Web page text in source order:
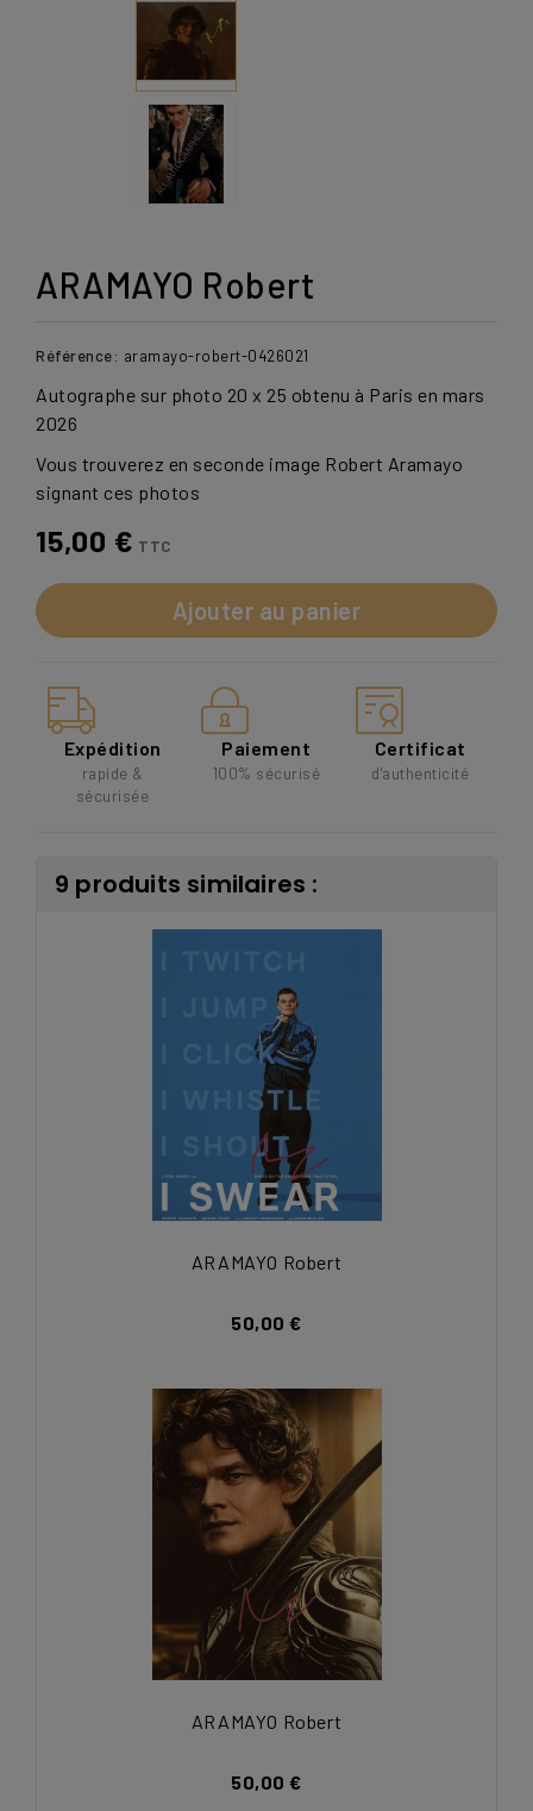
ARAMAYO Robert
Référence: aramayo-robert-0426021
Autographe sur photo 20 x 25 obtenu à Paris en mars
2026
Vous trouverez en seconde image Robert Aramayo
signant ces photos
15,00 € TTC
Ajouter au panier
Expédition
rapide &
sécurisée
Paiement
100% sécurisé
Certificat
d'authenticité
9 produits similaires :
ARAMAYO Robert
50,00 €
ARAMAYO Robert
50,00 €